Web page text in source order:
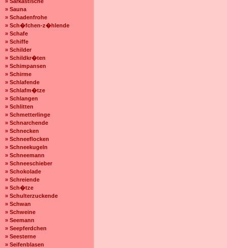
» Sauna
» Schadenfrohe
» Sch�fchen-z�hlende
» Schafe
» Schiffe
» Schilder
» Schildkr�ten
» Schimpansen
» Schirme
» Schlafende
» Schlafm�tze
» Schlangen
» Schlitten
» Schmetterlinge
» Schnarchende
» Schnecken
» Schneeflocken
» Schneekugeln
» Schneemann
» Schneeschieber
» Schokolade
» Schreiende
» Sch�tze
» Schulterzuckende
» Schwan
» Schweine
» Seemann
» Seepferdchen
» Seesterne
» Seifenblasen